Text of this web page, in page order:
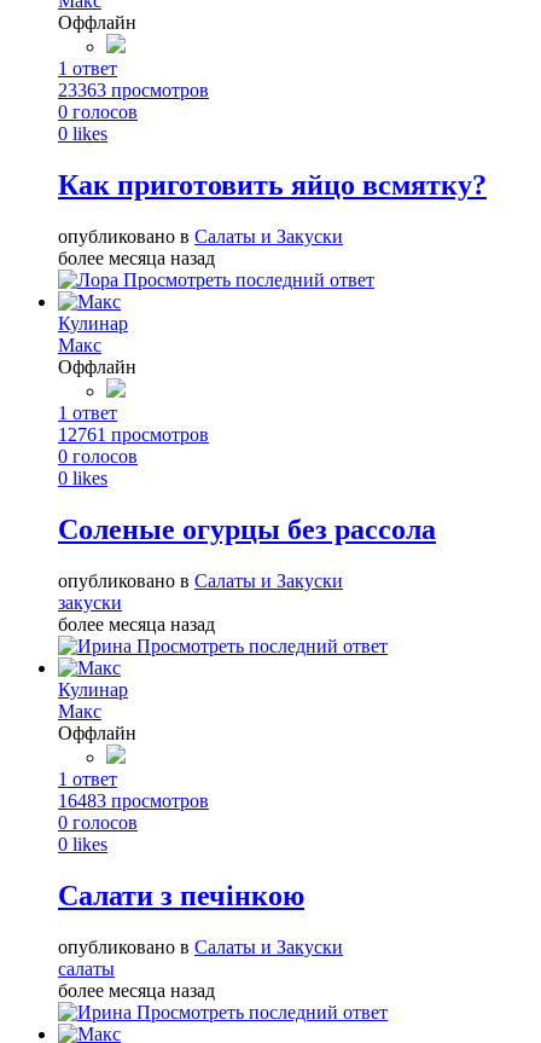
Оффлайн
1 ответ
23363 просмотров
0 голосов
0 likes
Как приготовить яйцо всмятку?
опубликовано в Салаты и Закуски
более месяца назад
Просмотреть последний ответ
Кулинар
Макс
Оффлайн
1 ответ
12761 просмотров
0 голосов
0 likes
Соленые огурцы без рассола
опубликовано в Салаты и Закуски
закуски
более месяца назад
Просмотреть последний ответ
Кулинар
Макс
Оффлайн
1 ответ
16483 просмотров
0 голосов
0 likes
Салати з печінкою
опубликовано в Салаты и Закуски
салаты
более месяца назад
Просмотреть последний ответ